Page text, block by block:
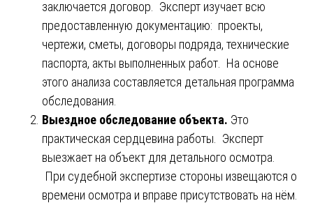
заключается договор. Эксперт изучает всю
предоставленную документацию: проекты,
чертежи, сметы, договоры подряда, технические
паспорта, акты выполненных работ. На основе
этого анализа составляется детальная программа
обследования.
Выездное обследование объекта. Это
практическая сердцевина работы. Эксперт
выезжает на объект для детального осмотра.
При судебной экспертизе стороны извещаются о
времени осмотра и вправе присутствовать на нём.